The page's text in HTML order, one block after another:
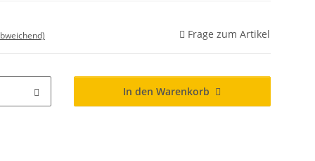
Frage zum Artikel
In den Warenkorb